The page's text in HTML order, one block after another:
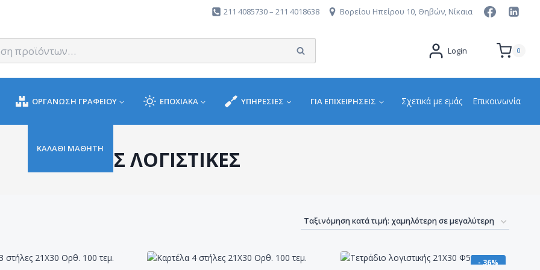
211 4085730 – 211 4018638 Βορείου Ηπείρου 10, Θηβών, Νίκαια
Αναζήτηση Login 0
ΟΡΓΑΝΩΣΗ ΓΡΑΦΕΙΟΥ ΕΠΟΧΙΑΚΑ ΥΠΗΡΕΣΙΕΣ ΓΙΑ ΕΠΙΧΕΙΡΉΣΕΙΣ
ΚΑΛΑΘΙ ΜΑΘΗΤΗ
Σχετικά με εμάς Επικοινωνία
ΚΑΡΤΕΛΕΣ ΛΟΓΙΣΤΙΚΕΣ
- 36%